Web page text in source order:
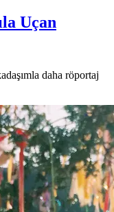
Uçan
daha röportaj